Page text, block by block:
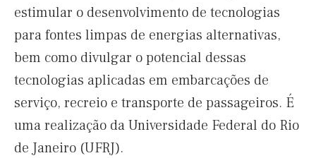
estimular o desenvolvimento de tecnologias
para fontes limpas de energias alternativas,
bem como divulgar o potencial dessas
tecnologias aplicadas em embarcações de
serviço, recreio e transporte de passageiros. É
uma realização da Universidade Federal do Rio
de Janeiro (UFRJ).